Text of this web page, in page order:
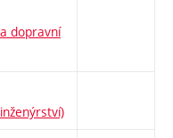
dopravní